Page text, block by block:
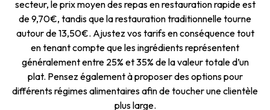
secteur, le prix moyen des repas en restauration rapide est
de 9,70€, tandis que la restauration traditionnelle tourne
autour de 13,50€. Ajustez vos tarifs en conséquence tout
en tenant compte que les ingrédients représentent
généralement entre 25% et 35% de la valeur totale d’un
plat. Pensez également à proposer des options pour
différents régimes alimentaires afin de toucher une clientèle
plus large.